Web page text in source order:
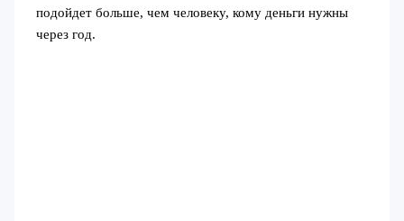
подойдет больше, чем человеку, кому деньги нужны
через год.